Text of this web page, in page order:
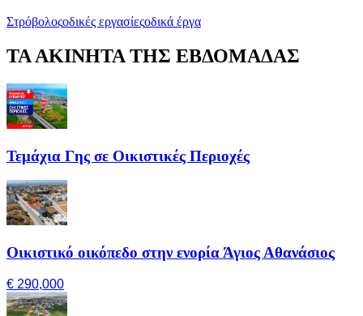
Στρόβολοςοδικές εργασίεςοδικά έργα
ΤΑ ΑΚΙΝΗΤΑ ΤΗΣ ΕΒΔΟΜΑΔΑΣ
Τεμάχια Γης σε Οικιστικές Περιοχές
Οικιστικό οικόπεδο στην ενορία Άγιος Αθανάσιος
€ 290,000